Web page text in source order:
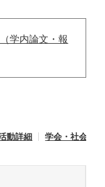
学内論文・報
動詳細 学会・社会活